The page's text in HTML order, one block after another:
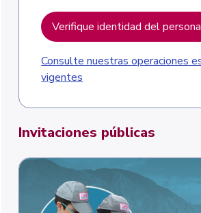
Verifique identidad del
Consulte nuestras operaciones
vigentes
Invitaciones públicas